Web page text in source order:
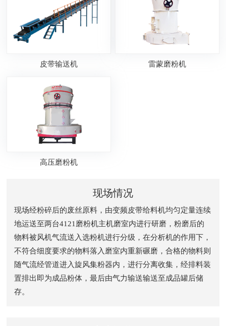
皮带输送机 雷蒙磨粉机
高压磨粉机
现场情况
现场经粉碎后的废丝原料，由变频皮带给料机均匀定量连续
地运送至两台4121磨粉机主机磨室内进行研磨，粉磨后的
物料被风机气流送入选粉机进行分级，在分析机的作用下，
不符合细度要求的物料落入磨室内重新碾磨，合格的物料则
随气流经管道进入旋风集粉器内，进行分离收集，经排料装
置排出即为成品粉体，最后由气力输送输送至成品罐后储
存。